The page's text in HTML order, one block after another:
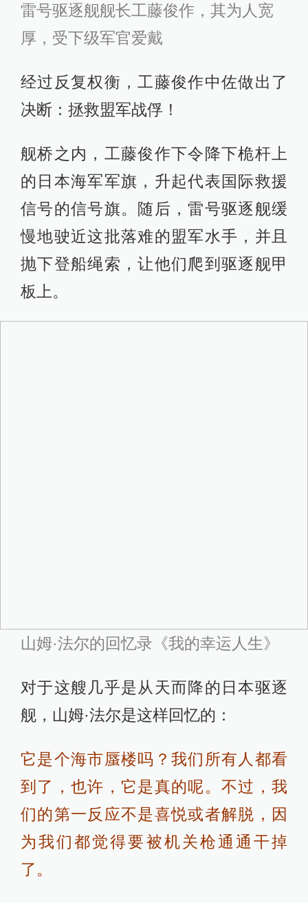
雷号驱逐舰舰长工藤俊作，其为人宽
厚，受下级军官爱戴
经过反复权衡，工藤俊作中佐做出了
决断：拯救盟军战俘！
舰桥之内，工藤俊作下令降下桅杆上
的日本海军军旗，升起代表国际救援
信号的信号旗。随后，雷号驱逐舰缓
慢地驶近这批落难的盟军水手，并且
抛下登船绳索，让他们爬到驱逐舰甲
板上。
山姆·法尔的回忆录《我的幸运人生》
对于这艘几乎是从天而降的日本驱逐
舰，山姆·法尔是这样回忆的：
它是个海市蜃楼吗？我们所有人都看
到了，也许，它是真的呢。不过，我
们的第一反应不是喜悦或者解脱，因
为我们都觉得要被机关枪通通干掉
了。